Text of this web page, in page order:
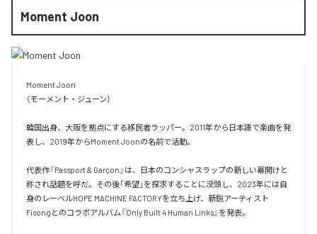
Moment Joon
Moment Joon
（モーメント・ジューン）
韓国出身、大阪を拠点にする移民者ラッパー。2011年から日本語で楽曲を発
表し、2019年からMoment Joonの名前で活動。
代表作『Passport & Garçon』は、日本のコンシャスラップの新しい幕開けと
称され話題を呼だ。その後「希望」を探求することに没頭し、2023年には自
身のレーベルHOPE MACHINE FACTORYを立ち上げ、新鋭アーティスト
Fisongとのコラボアルバム『Only Built 4 Human Links』を発表。